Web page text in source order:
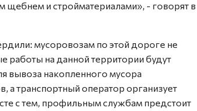
щебнем и стройматериалами», - говорят в
мусоровозам по этой дороге не
на данной территории будут
вывоза накопленного мусора
а транспортный оператор организует
с тем, профильным службам предстоит